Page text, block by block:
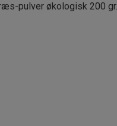
pulver økologisk 200 gr.